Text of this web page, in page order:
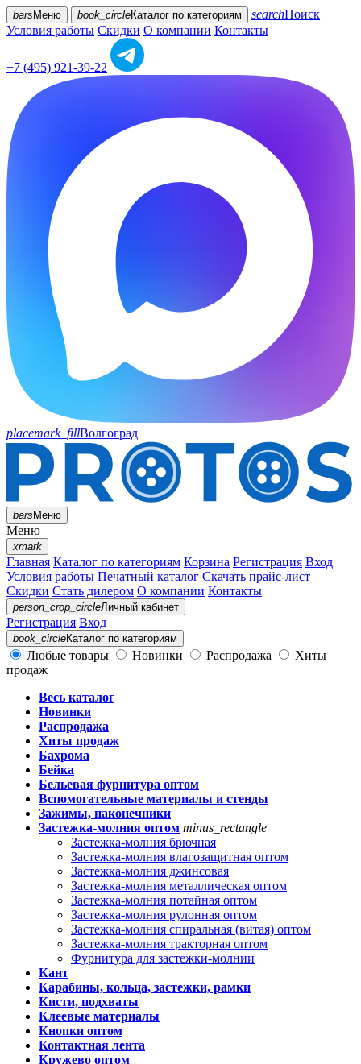
bars Меню book_circleКаталог по категориям searchПоиск
Условия работы Скидки О компании Контакты
+7 (495) 921-39-22
placemark_fillВолгоград
barsМеню
Меню
xmark
Главная Каталог по категориям Корзина Регистрация Вход
Условия работы Печатный каталог Скачать прайс-лист
Скидки Стать дилером О компании Контакты
person_crop_circleЛичный кабинет
Регистрация Вход
book_circleКаталог по категориям
Любые товары Новинки Распродажа
Хиты
продаж
Весь каталог
Новинки
Распродажа
Хиты продаж
Бахрома
Бейка
Бельевая фурнитура оптом
Вспомогательные материалы и стенды
Зажимы, наконечники
Застежка-молния оптом minus_rectangle
Застежка-молния брючная
Застежка-молния влагозащитная оптом
Застежка-молния джинсовая
Застежка-молния металлическая оптом
Застежка-молния потайная оптом
Застежка-молния рулонная оптом
Застежка-молния спиральная (витая) оптом
Застежка-молния тракторная оптом
Фурнитура для застежки-молнии
Кант
Карабины, кольца, застежки, рамки
Кисти, подхваты
Клеевые материалы
Кнопки оптом
Контактная лента
Кружево оптом